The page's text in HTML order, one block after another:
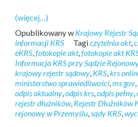
(więcej…)
Opublikowany w Krajowy Rejestr
informacji KRS
Tagiczytelnia akt,
eKRS,fotokopie akt,fotokopie akt
Informacja KRS przy Sądzie
krajowy rejestr sądowy, KRS,krs
ministerstwo sprawiedliwości,ms gov,
odpis aktualny,odpis krs,odpis pełny,
rejestr dłużników, Rejestr Dłużników
rejonowy w Przemyślu,sądy KRS,